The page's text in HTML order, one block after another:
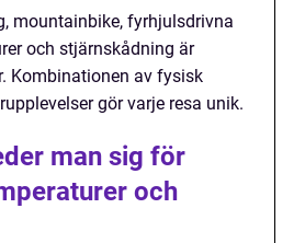
mountainbike, fyrhjulsdrivna
och stjärnskådning är
Kombinationen av fysisk
gör varje resa unik.
man sig för
och